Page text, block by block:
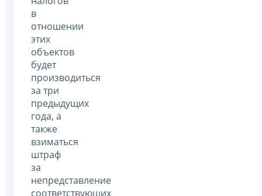
в
отношении
этих
объектов
будет
производиться
за три
предыдущих
года, а
также
взиматься
штраф
за
непредставление
соответствующих